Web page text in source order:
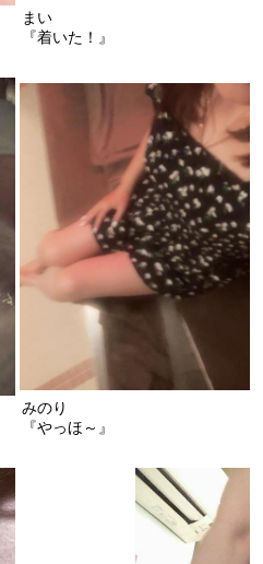
まい
『着いた！』
みのり
『やっほ～』